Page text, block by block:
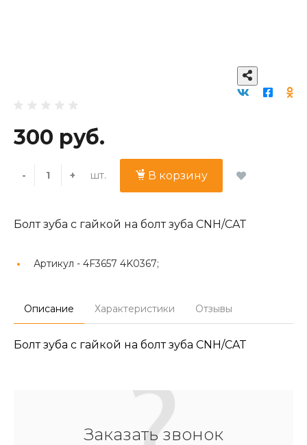
300 руб.
- + шт. В корзину
Болт зуба с гайкой на болт зуба CNH/CAT
Артикул - 4F3657 4K0367;
Описание Характеристики Отзывы
Болт зуба с гайкой на болт зуба CNH/CAT
Заказать звонок